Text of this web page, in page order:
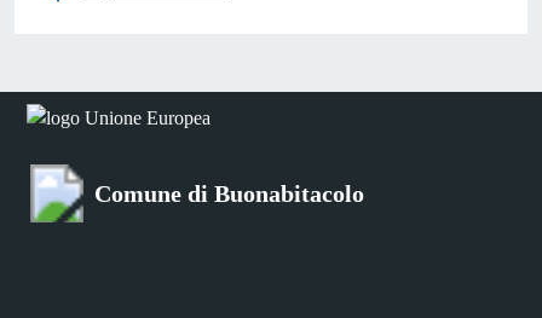
Comune di Buonabitacolo